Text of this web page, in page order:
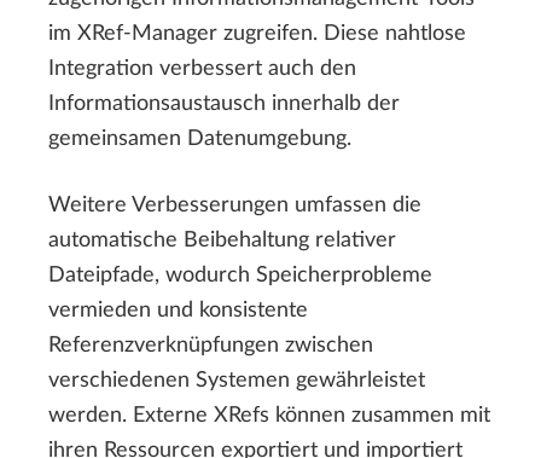
im XRef-Manager zugreifen. Diese nahtlose
Integration verbessert auch den
Informationsaustausch innerhalb der
gemeinsamen Datenumgebung.
Weitere Verbesserungen umfassen die
automatische Beibehaltung relativer
Dateipfade, wodurch Speicherprobleme
vermieden und konsistente
Referenzverknüpfungen zwischen
verschiedenen Systemen gewährleistet
werden. Externe XRefs können zusammen mit
ihren Ressourcen exportiert und importiert